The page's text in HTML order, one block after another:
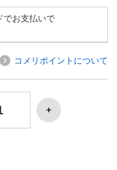
でお支払いで
コメリポイントについて